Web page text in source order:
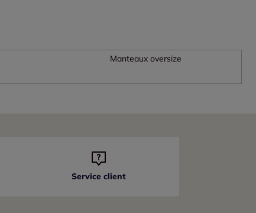
Manteaux oversize
Service client